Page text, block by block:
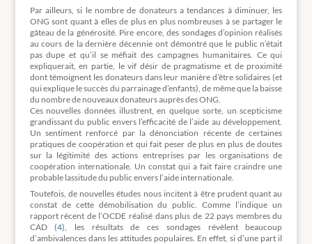
Par ailleurs, si le nombre de donateurs a tendances à diminuer, les
ONG sont quant à elles de plus en plus nombreuses à se partager le
gâteau de la générosité. Pire encore, des sondages d’opinion réalisés
au cours de la dernière décennie ont démontré que le public n’était
pas dupe et qu’il se méfiait des campagnes humanitaires. Ce qui
expliquerait, en partie, le vif désir de pragmatisme et de proximité
dont témoignent les donateurs dans leur manière d’être solidaires (et
qui explique le succès du parrainage d’enfants), de même que la baisse
du nombre de nouveaux donateurs auprès des ONG.
Ces nouvelles données illustrent, en quelque sorte, un scepticisme
grandissant du public envers l’efficacité de l’aide au développement.
Un sentiment renforcé par la dénonciation récente de certaines
pratiques de coopération et qui fait peser de plus en plus de doutes
sur la légitimité des actions entreprises par les organisations de
coopération internationale. Un constat qui a fait faire craindre une
probable lassitude du public envers l’aide internationale.
Toutefois, de nouvelles études nous incitent à être prudent quant au
constat de cette démobilisation du public. Comme l’indique un
rapport récent de l’OCDE réalisé dans plus de 22 pays membres du
CAD(4) , les résultats de ces sondages révèlent beaucoup
d’ambivalences dans les attitudes populaires. En effet, si d’une part il